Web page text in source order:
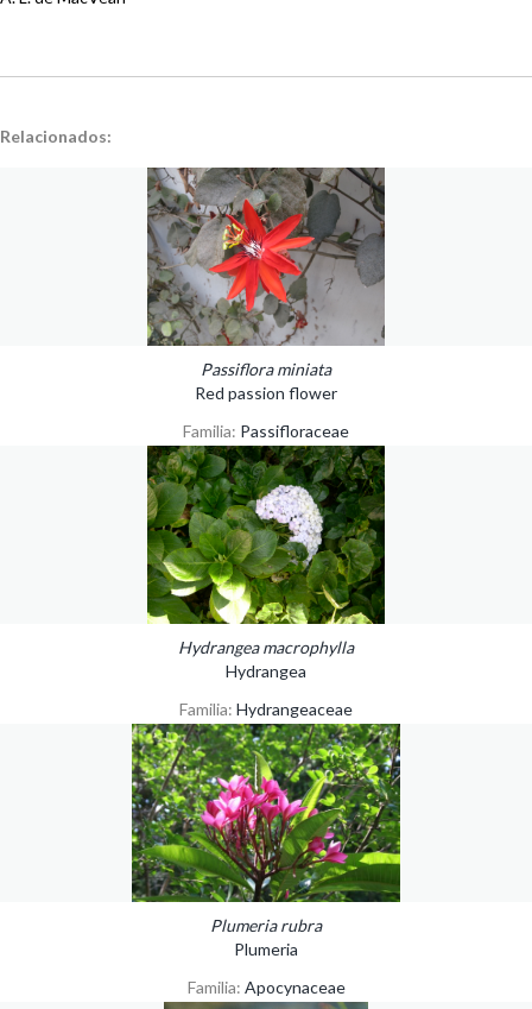
Relacionados:
Passiflora miniata
Red passion flower
Familia: Passifloraceae
Hydrangea macrophylla
Hydrangea
Familia: Hydrangeaceae
Plumeria rubra
Plumeria
Familia: Apocynaceae